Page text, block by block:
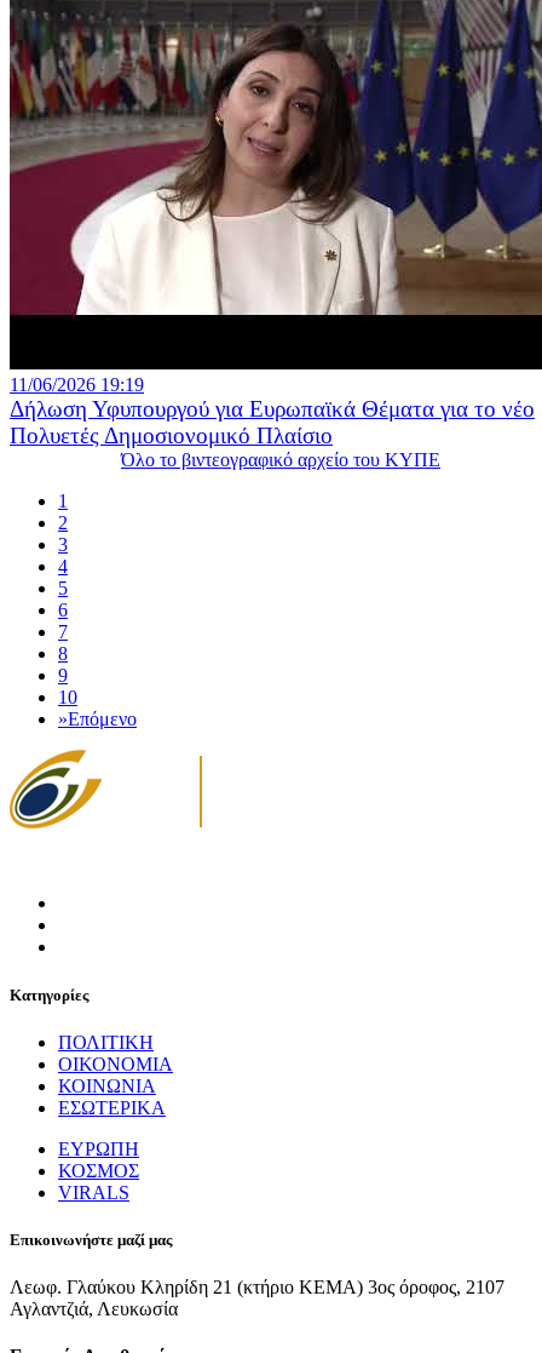
11/06/2026 19:19
Δήλωση Υφυπουργού για Ευρωπαϊκά Θέματα για το νέο
Πολυετές Δημοσιονομικό Πλαίσιο
Όλο το βιντεογραφικό αρχείο του ΚΥΠΕ
1
2
3
4
5
6
7
8
9
10
»Επόμενο
Κατηγορίες
ΠΟΛΙΤΙΚΗ
ΟΙΚΟΝΟΜΙΑ
ΚΟΙΝΩΝΙΑ
ΕΣΩΤΕΡΙΚΑ
ΕΥΡΩΠΗ
ΚΟΣΜΟΣ
VIRALS
Επικοινωνήστε μαζί μας
Λεωφ. Γλαύκου Κληρίδη 21 (κτήριο ΚΕΜΑ) 3ος όροφος, 2107
Αγλαντζιά, Λευκωσία